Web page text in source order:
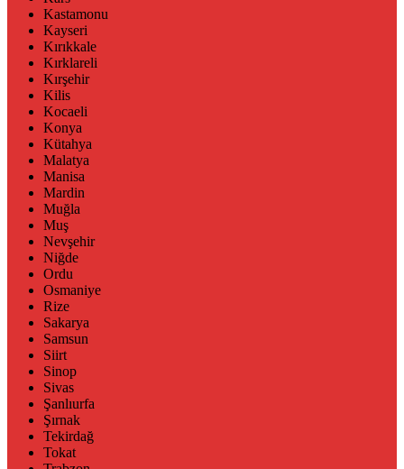
Kastamonu
Kayseri
Kırıkkale
Kırklareli
Kırşehir
Kilis
Kocaeli
Konya
Kütahya
Malatya
Manisa
Mardin
Muğla
Muş
Nevşehir
Niğde
Ordu
Osmaniye
Rize
Sakarya
Samsun
Siirt
Sinop
Sivas
Şanlıurfa
Şırnak
Tekirdağ
Tokat